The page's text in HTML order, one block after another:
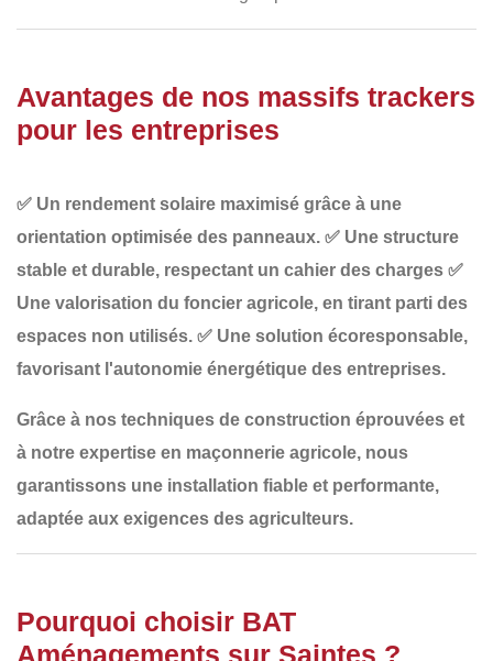
Avantages de nos massifs trackers
pour les entreprises
✅ Un rendement solaire maximisé grâce à une
orientation optimisée des panneaux. ✅ Une structure
stable et durable, respectant un cahier des charges ✅
Une valorisation du foncier agricole, en tirant parti des
espaces non utilisés. ✅ Une solution écoresponsable,
favorisant l'autonomie énergétique des entreprises.
Grâce à nos techniques de construction éprouvées et
à notre expertise en maçonnerie agricole, nous
garantissons une installation fiable et performante,
adaptée aux exigences des agriculteurs.
Pourquoi choisir BAT
Aménagements sur Saintes ?